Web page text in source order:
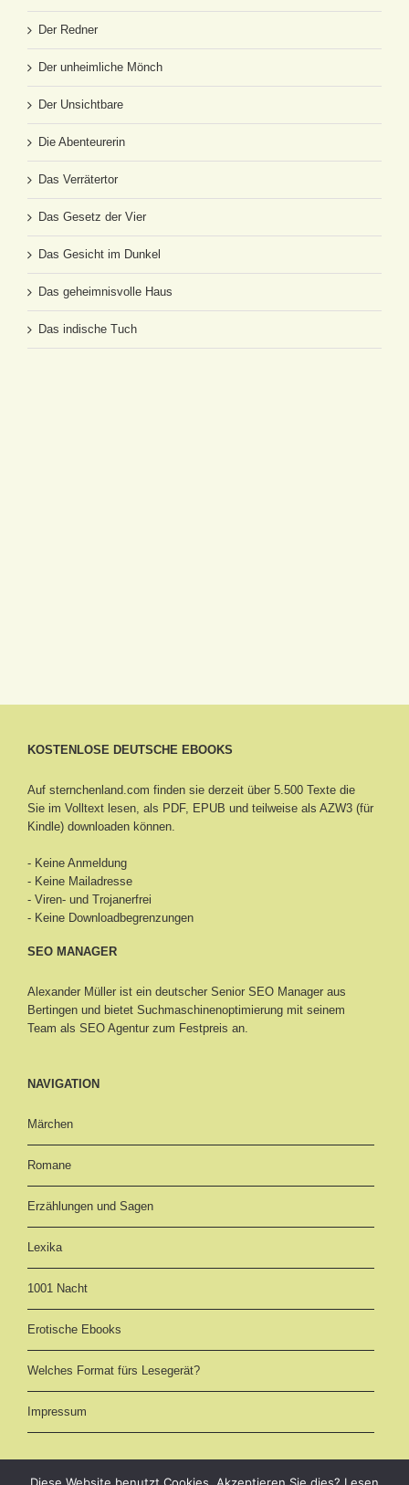
Der Redner
Der unheimliche Mönch
Der Unsichtbare
Die Abenteurerin
Das Verrätertor
Das Gesetz der Vier
Das Gesicht im Dunkel
Das geheimnisvolle Haus
Das indische Tuch
KOSTENLOSE DEUTSCHE EBOOKS
Auf sternchenland.com finden sie derzeit über 5.500 Texte die
Sie im Volltext lesen, als PDF, EPUB und teilweise als AZW3 (für
Kindle) downloaden können.
- Keine Anmeldung
- Keine Mailadresse
- Viren- und Trojanerfrei
- Keine Downloadbegrenzungen
SEO MANAGER
Alexander Müller ist ein deutscher Senior SEO Manager aus
Bertingen und bietet Suchmaschinenoptimierung mit seinem
Team als SEO Agentur zum Festpreis an.
NAVIGATION
Märchen
Romane
Erzählungen und Sagen
Lexika
1001 Nacht
Erotische Ebooks
Welches Format fürs Lesegerät?
Impressum